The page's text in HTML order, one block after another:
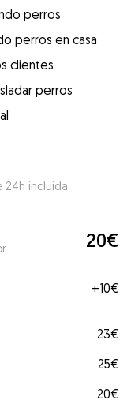
perros
perros en casa
clientes
perros
24h incluida
20€
+10€
23€
25€
20€